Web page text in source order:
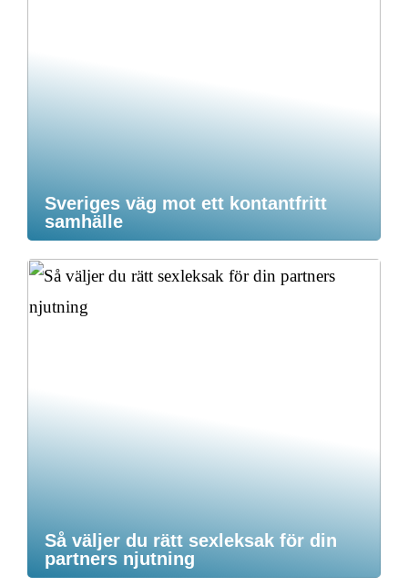
Sveriges väg mot ett kontantfritt
samhälle
Så väljer du rätt sexleksak för din
partners njutning